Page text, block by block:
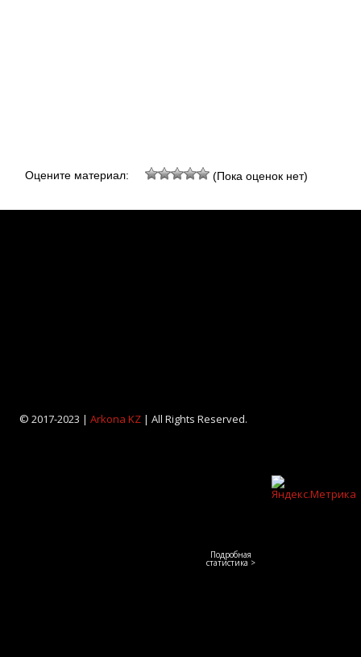
Оцените материал: (Пока оценок нет)
© 2017-2023 | Arkona KZ| All Rights Reserved.
Подробная
статистика >